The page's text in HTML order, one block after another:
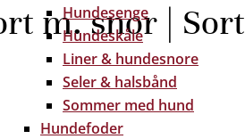
Hundesenge
Hundeskåle
Liner & hundesnore
Seler & halsbånd
Sommer med hund
Hundefoder
m. snor | Sort